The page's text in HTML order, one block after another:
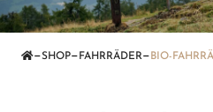
—SHOP— FAHRRÄDER— BIO-